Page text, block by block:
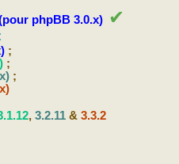
phpBB 3.0.x) ✔
;
;
;
,3.2.11 &3.3.2